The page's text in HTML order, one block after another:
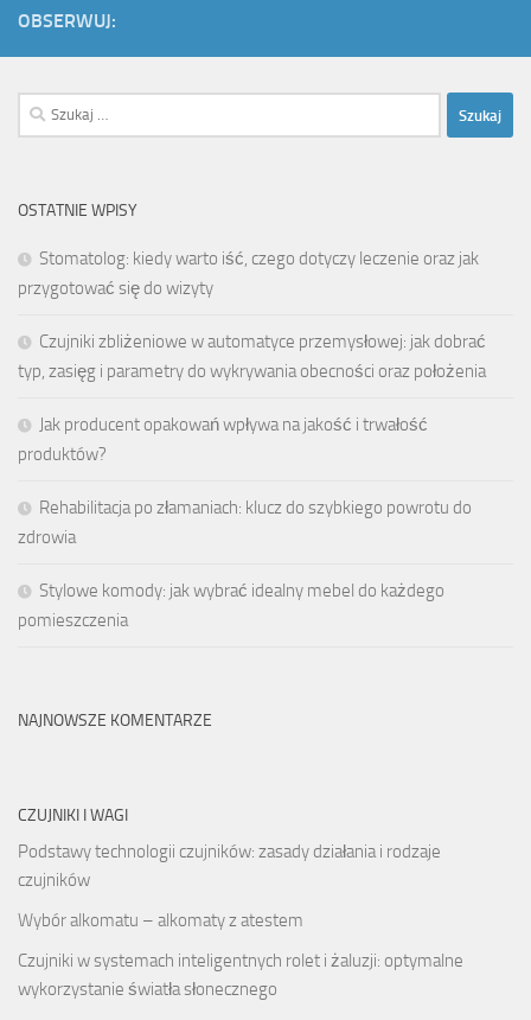
OBSERWUJ:
Szukaj:
OSTATNIE WPISY
Stomatolog: kiedy warto iść, czego dotyczy leczenie oraz jak
przygotować się do wizyty
Czujniki zbliżeniowe w automatyce przemysłowej: jak dobrać
typ, zasięg i parametry do wykrywania obecności oraz położenia
Jak producent opakowań wpływa na jakość i trwałość
produktów?
Rehabilitacja po złamaniach: klucz do szybkiego powrotu do
zdrowia
Stylowe komody: jak wybrać idealny mebel do każdego
pomieszczenia
NAJNOWSZE KOMENTARZE
CZUJNIKI I WAGI
Podstawy technologii czujników: zasady działania i rodzaje
czujników
Wybór alkomatu – alkomaty z atestem
Czujniki w systemach inteligentnych rolet i żaluzji: optymalne
wykorzystanie światła słonecznego